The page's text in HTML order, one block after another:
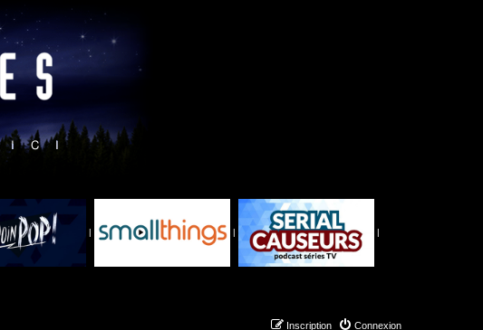
| | |
Connexion
Inscription